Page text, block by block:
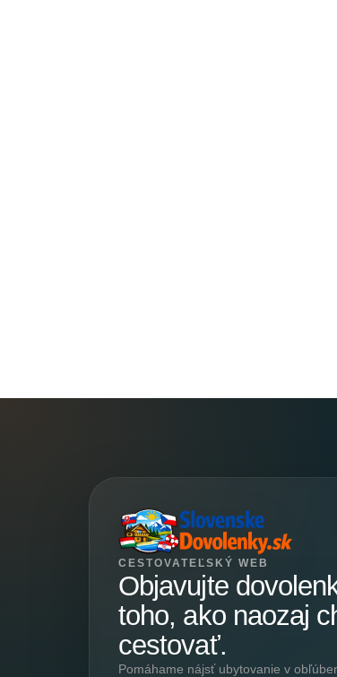
CESTOVATEĽSKÝ WEB
Objavujte
toho, ako naozaj
cestovať.
Pomáhame nájsť ubytovanie v